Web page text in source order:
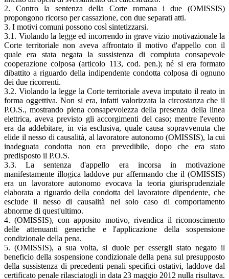
2. Contro la sentenza della Corte romana i due (OMISSIS)
propongono ricorso per cassazione, con due separati atti.
3. I motivi comuni possono così sintetizzarsi.
3.1. Violando la legge ed incorrendo in grave vizio motivazionale la
Corte territoriale non aveva affrontato il motivo d'appello con il
quale era stata negata la sussistenza di compiuta consapevole
cooperazione colposa (articolo 113, cod. pen.); né si era formato
dibattito a riguardo della indipendente condotta colposa di ognuno
dei due ricorrenti.
3.2. Violando la legge la Corte territoriale aveva imputato il reato in
forma oggettiva. Non si era, infatti valorizzata la circostanza che il
P.O.S., mostrando piena consapevolezza della presenza della linea
elettrica, aveva previsto gli accorgimenti del caso; mentre l'evento
era da addebitare, in via esclusiva, quale causa sopravvenuta che
elide il nesso di causalità, al lavoratore autonomo (OMISSIS), la cui
inadeguata condotta non era prevedibile, dopo che era stato
predisposto il P.O.S.
3.3. La sentenza d'appello era incorsa in motivazione
manifestamente illogica laddove pur affermando che il (OMISSIS)
era un lavoratore autonomo evocava la teoria giurisprudenziale
elaborata a riguardo della condotta del lavoratore dipendente, che
esclude il nesso di causalità nel solo caso di comportamento
abnorme di quest'ultimo.
4. (OMISSIS), con apposito motivo, rivendica il riconoscimento
delle attenuanti generiche e l'applicazione della sospensione
condizionale della pena.
5. (OMISSIS), a sua volta, si duole per essergli stato negato il
beneficio della sospensione condizionale della pena sul presupposto
della sussistenza di precedenti penali specifici ostativi, laddove dal
certificato penale rilasciatogli in data 23 maggio 2012 nulla risultava.